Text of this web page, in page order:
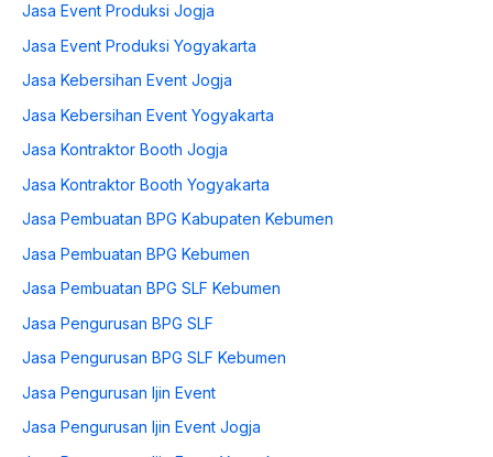
Jasa Event Produksi Jogja
Jasa Event Produksi Yogyakarta
Jasa Kebersihan Event Jogja
Jasa Kebersihan Event Yogyakarta
Jasa Kontraktor Booth Jogja
Jasa Kontraktor Booth Yogyakarta
Jasa Pembuatan BPG Kabupaten Kebumen
Jasa Pembuatan BPG Kebumen
Jasa Pembuatan BPG SLF Kebumen
Jasa Pengurusan BPG SLF
Jasa Pengurusan BPG SLF Kebumen
Jasa Pengurusan Ijin Event
Jasa Pengurusan Ijin Event Jogja